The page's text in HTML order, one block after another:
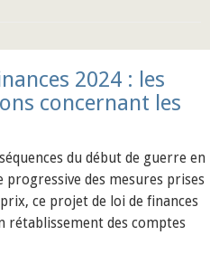
2024 : les
concernant les
du début de guerre en
progressive des mesures prises
ce projet de loi de finances
rétablissement des comptes